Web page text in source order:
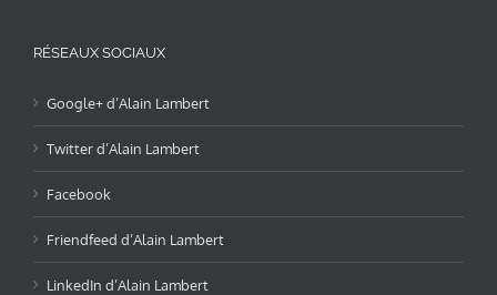
RÉSEAUX SOCIAUX
Google+ d’Alain Lambert
Twitter d’Alain Lambert
Facebook
Friendfeed d’Alain Lambert
LinkedIn d’Alain Lambert